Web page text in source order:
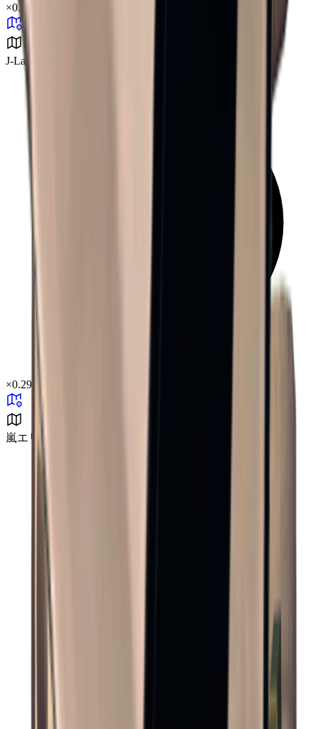
×0.37
J-Lab研究所
×0.29
嵐エリア B4